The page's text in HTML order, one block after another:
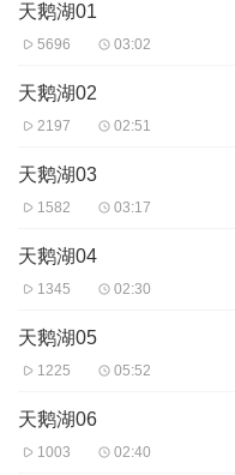
天鹅湖01
5696 03:02
天鹅湖02
2197 02:51
天鹅湖03
1582 03:17
天鹅湖04
1345 02:30
天鹅湖05
1225 05:52
天鹅湖06
1003 02:40